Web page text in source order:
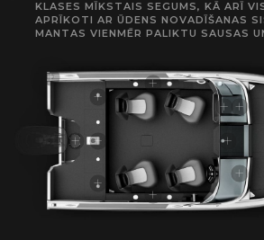
KLASES MĪKSTAIS SEGUMS, KĀ ARĪ
APRĪKOTI AR ŪDENS NOVADĪŠANAS
MANTAS VIENMĒR PALIKTU SAUSAS